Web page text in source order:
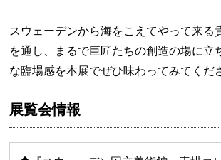
スウェーデンから海をこえてやって来る
を通し、まるで巨匠たちの創造の場に立
な臨場感を本展でぜひ味わってみてくだ
展覧会情報